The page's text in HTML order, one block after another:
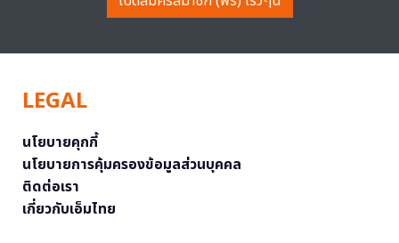
LEGAL
นโยบายคุกกี้
นโยบายการคุ้มครองข้อมูลส่วนบุคคล
ติดต่อเรา
เกี่ยวกับเอ็มไทย